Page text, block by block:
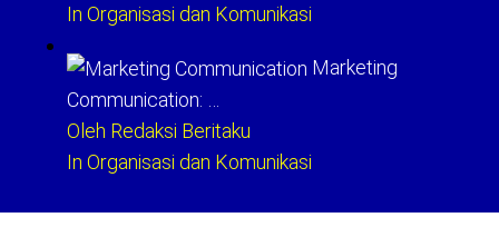
In Organisasi dan Komunikasi
Marketing
Communication: …
Oleh Redaksi Beritaku
In Organisasi dan Komunikasi